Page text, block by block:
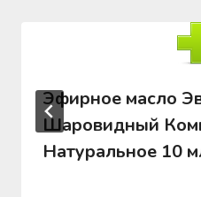
Эфирное масло
Шаровидный
Натуральное 10